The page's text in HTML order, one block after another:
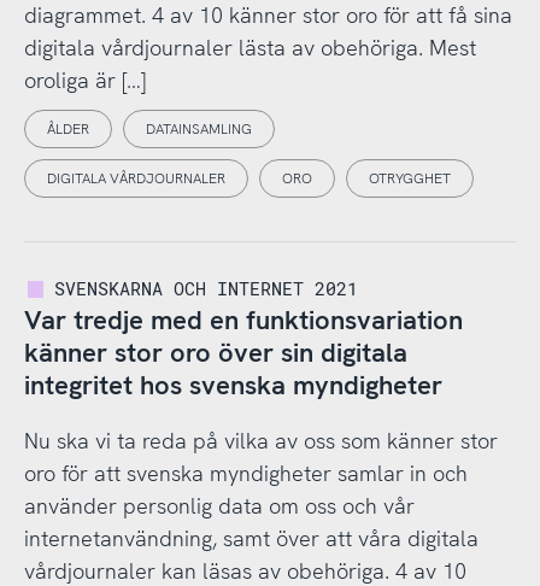
diagrammet. 4 av 10 känner stor oro för att få sina
digitala vårdjournaler lästa av obehöriga. Mest
oroliga är […]
ÅLDER DATAINSAMLING
DIGITALA VÅRDJOURNALER ORO OTRYGGHET
SVENSKARNA OCH INTERNET 2021
Var tredje med en funktionsvariation
känner stor oro över sin digitala
integritet hos svenska myndigheter
Nu ska vi ta reda på vilka av oss som känner stor
oro för att svenska myndigheter samlar in och
använder personlig data om oss och vår
internetanvändning, samt över att våra digitala
vårdjournaler kan läsas av obehöriga. 4 av 10